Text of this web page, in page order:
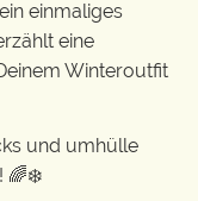
einmaliges
eine
Winteroutfit
und umhülle
🌈❄️